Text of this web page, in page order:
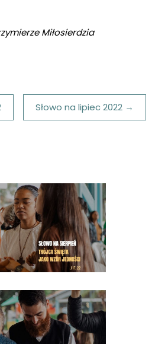
Miłosierdzia
Słowo na lipiec 2022